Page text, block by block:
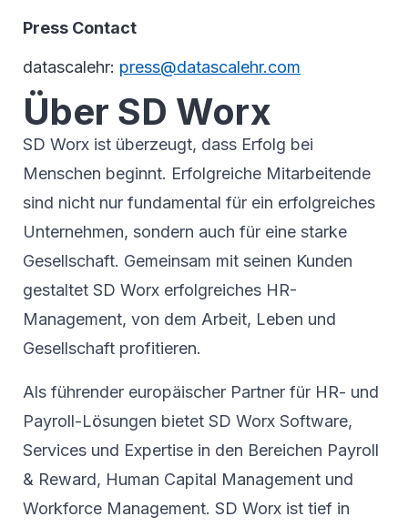
Press Contact
datascalehr: press@datascalehr.com
Über SD Worx
SD Worx ist überzeugt, dass Erfolg bei
Menschen beginnt. Erfolgreiche Mitarbeitende
sind nicht nur fundamental für ein erfolgreiches
Unternehmen, sondern auch für eine starke
Gesellschaft. Gemeinsam mit seinen Kunden
gestaltet SD Worx erfolgreiches HR-
Management, von dem Arbeit, Leben und
Gesellschaft profitieren.
Als führender europäischer Partner für HR- und
Payroll-Lösungen bietet SD Worx Software,
Services und Expertise in den Bereichen Payroll
& Reward, Human Capital Management und
Workforce Management. SD Worx ist tief in